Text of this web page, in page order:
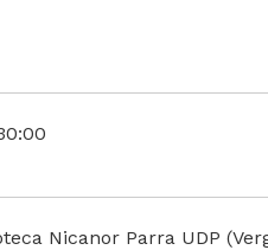
Nicanor Parra UDP